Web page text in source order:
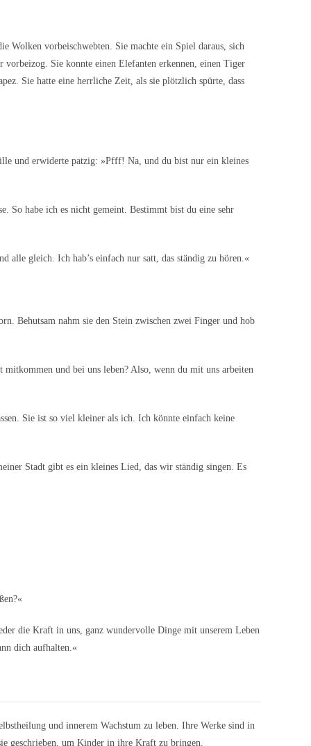
Wolken vorbeischwebten. Sie machte ein Spiel daraus, sich
Sie konnte einen Elefanten erkennen, einen Tiger
Sie hatte eine herrliche Zeit, als sie plötzlich spürte, dass
und erwiderte patzig: »Pfff! Na, und du bist nur ein kleines
So habe ich es nicht gemeint. Bestimmt bist du eine sehr
alle gleich. Ich hab’s einfach nur satt, das ständig zu hören.«
Behutsam nahm sie den Stein zwischen zwei Finger und hob
und bei uns leben? Also, wenn du mit uns arbeiten
Sie ist so viel kleiner als ich. Ich könnte einfach keine
Stadt gibt es ein kleines Lied, das wir ständig singen. Es
die Kraft in uns, ganz wundervolle Dinge mit unserem Leben
dich aufhalten.«
und innerem Wachstum zu leben. Ihre Werke sind in
geschrieben, um Kinder in ihre Kraft zu bringen.